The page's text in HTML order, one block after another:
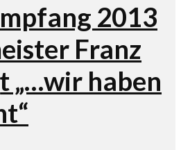
2013
Franz
„…wir haben